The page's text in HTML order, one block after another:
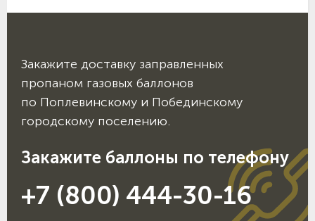
Закажите доставку заправленных
пропаном газовых баллонов
по Поплевинскому и Побединскому
городскому поселению.
Закажите баллоны по телефону
+7 (800) 444-30-16